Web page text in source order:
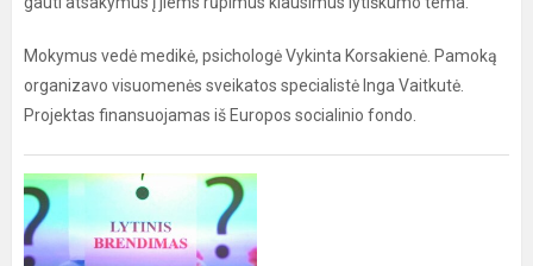
Mokymus vedė medikė, psichologė Vykinta Korsakienė. Pamoką
organizavo visuomenės sveikatos specialistė Inga Vaitkutė.
Projektas finansuojamas iš Europos socialinio fondo.